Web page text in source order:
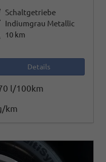
Schaltgetriebe
Indiumgrau Metallic
10 km
Details
l/100km
km